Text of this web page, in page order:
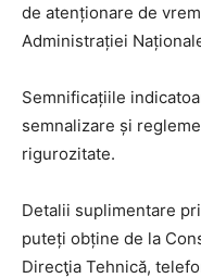
de atenționare de
Administrației
Semnificațiile
semnalizare și
rigurozitate.
Detalii suplimentare
puteți obține de la
Direcţia Tehnică,